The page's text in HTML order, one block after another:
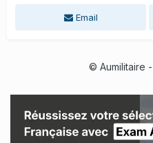
Email
© Aumilitaire -